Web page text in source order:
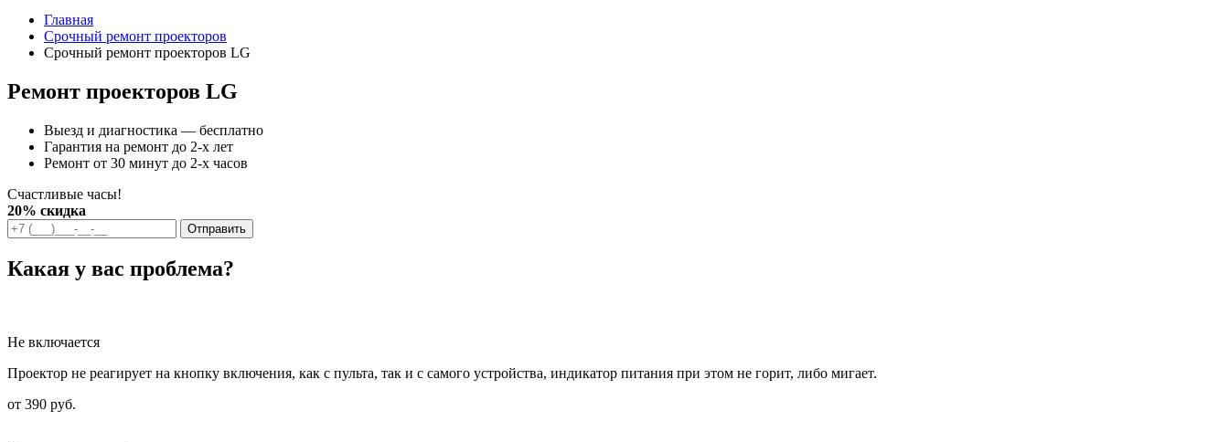
Главная
Срочный ремонт проекторов
Срочный ремонт проекторов LG
Ремонт проекторов LG
Выезд и диагностика — бесплатно
Гарантия на ремонт до 2-х лет
Ремонт от 30 минут до 2-х часов
Счастливые часы!
20% скидка
Отправить
Какая у вас проблема?
Не включается
Проектор не реагирует на кнопку включения, как с пульта, так и с самого устройства, индикатор питания при этом не горит, либо мигает.
от 390 руб.